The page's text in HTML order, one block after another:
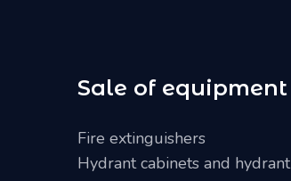
Sale of equipment
Fire extinguishers
Hydrant cabinets and hydrant